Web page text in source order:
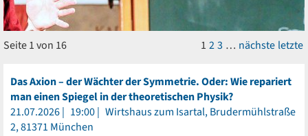
Seite 1 von 16 1 23 … nächste letzte
Das Axion – der Wächter der Symmetrie. Oder: Wie repariert
man einen Spiegel in der theoretischen Physik?
21.07.2026
19:00
Wirtshaus zum Isartal, Brudermühlstraße
2, 81371 München